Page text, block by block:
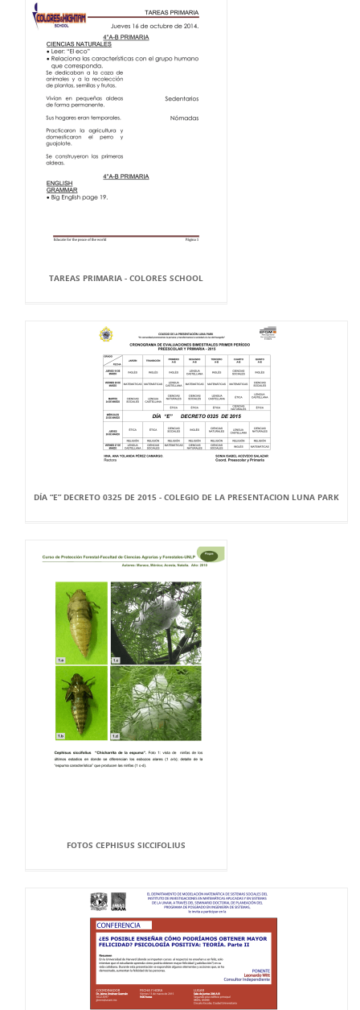
TAREAS PRIMARIA - COLORES SCHOOL
DÍA “E” DECRETO 0325 DE 2015 - COLEGIO DE LA PRESENTACION LUNA PARK
FOTOS CEPHISUS SICCIFOLIUS